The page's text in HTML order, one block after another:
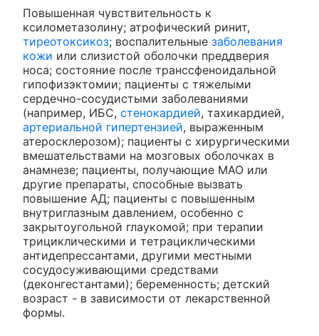
Повышенная чувствительность к
ксилометазолину; атрофический ринит,
тиреотоксикоз; воспалительные заболевания
кожи или слизистой оболочки преддверия
носа; состояние после транссфеноидальной
гипофизэктомии; пациенты с тяжелыми
сердечно-сосудистыми заболеваниями
(например, ИБС, стенокардией, тахикардией,
артериальной гипертензией, выраженным
атеросклерозом); пациенты с хирургическими
вмешательствами на мозговых оболочках в
анамнезе; пациенты, получающие МАО или
другие препараты, способные вызвать
повышение АД; пациенты с повышенным
внутриглазным давлением, особенно с
закрытоугольной глаукомой; при терапии
трициклическими и тетрациклическими
антидепрессантами, другими местными
сосудосуживающими средствами
(деконгестантами); беременность; детский
возраст - в зависимости от лекарственной
формы.